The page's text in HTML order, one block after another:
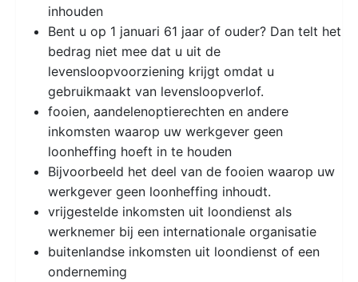
inhouden
Bent u op 1 januari 61 jaar of ouder? Dan telt het
bedrag niet mee dat u uit de
levensloopvoorziening krijgt omdat u
gebruikmaakt van levensloopverlof.
fooien, aandelenoptierechten en andere
inkomsten waarop uw werkgever geen
loonheffing hoeft in te houden
Bijvoorbeeld het deel van de fooien waarop uw
werkgever geen loonheffing inhoudt.
vrijgestelde inkomsten uit loondienst als
werknemer bij een internationale organisatie
buitenlandse inkomsten uit loondienst of een
onderneming